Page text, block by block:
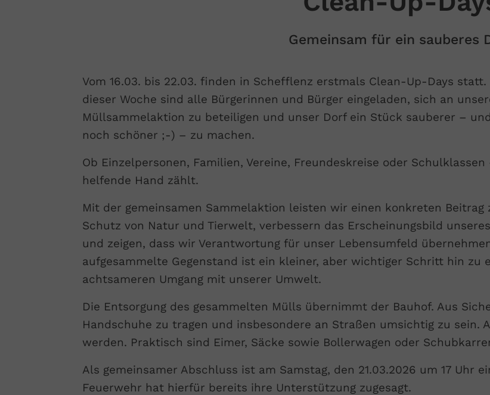
Gemeinsam für ein sauberes
Vom 16.03. bis 22.03. finden in Schefflenz erstmals Clean-Up-Days statt.
dieser Woche sind alle Bürgerinnen und Bürger eingeladen, sich an
Müllsammelaktion zu beteiligen und unser Dorf ein Stück sauberer –
noch schöner ;-) – zu machen.
Ob Einzelpersonen, Familien, Vereine, Freundeskreise oder Schulklassen
helfende Hand zählt.
Mit der gemeinsamen Sammelaktion leisten wir einen konkreten Beitrag
Schutz von Natur und Tierwelt, verbessern das Erscheinungsbild
und zeigen, dass wir Verantwortung für unser Lebensumfeld
aufgesammelte Gegenstand ist ein kleiner, aber wichtiger Schritt hin zu
achtsameren Umgang mit unserer Umwelt.
Die Entsorgung des gesammelten Mülls übernimmt der Bauhof. Aus
Handschuhe zu tragen und insbesondere an Straßen umsichtig zu sein.
werden. Praktisch sind Eimer, Säcke sowie Bollerwagen oder
Als gemeinsamer Abschluss ist am Samstag, den 21.03.2026 um 17 Uhr
Feuerwehr hat hierfür bereits ihre Unterstützung zugesagt.